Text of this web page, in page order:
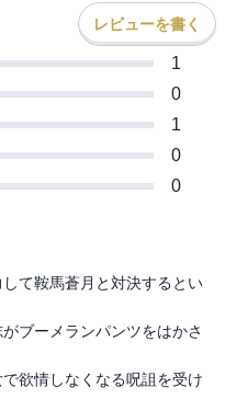
レビューを書く
1
0
1
0
0
て鞍馬蒼月と対決するとい
ブーメランパンツをはかさ
欲情しなくなる呪詛を受け